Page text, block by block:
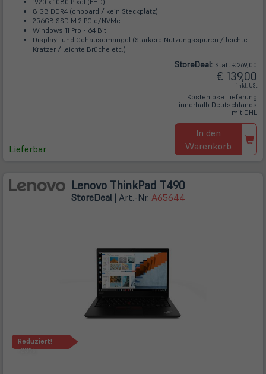
8 GB DDR4 (onboard / kein Steckplatz)
256GB SSD M.2 PCIe/NVMe
Windows 11 Pro - 64 Bit
Display- und Gehäusemängel (Stärkere Nutzungsspuren / leichte
Kratzer / leichte Brüche etc.)
Lieferbar
StoreDeal: Statt € 269,00
€ 139,00
inkl. USt
Kostenlose Lieferung
innerhalb Deutschlands
mit DHL
In den
Warenkorb
Lenovo ThinkPad T490
StoreDeal | Art.-Nr. A65644
Reduziert!
-23%